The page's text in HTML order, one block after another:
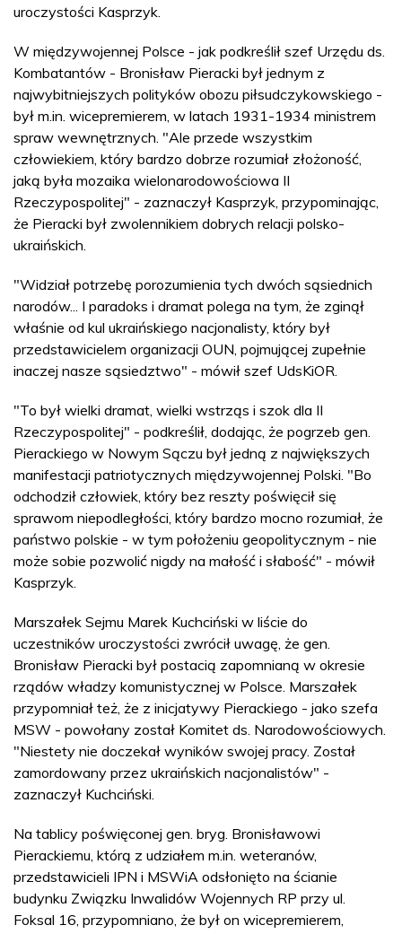
uroczystości Kasprzyk.
W międzywojennej Polsce - jak podkreślił szef Urzędu ds.
Kombatantów - Bronisław Pieracki był jednym z
najwybitniejszych polityków obozu piłsudczykowskiego -
był m.in. wicepremierem, w latach 1931-1934 ministrem
spraw wewnętrznych. "Ale przede wszystkim
człowiekiem, który bardzo dobrze rozumiał złożoność,
jaką była mozaika wielonarodowościowa II
Rzeczypospolitej" - zaznaczył Kasprzyk, przypominając,
że Pieracki był zwolennikiem dobrych relacji polsko-
ukraińskich.
"Widział potrzebę porozumienia tych dwóch sąsiednich
narodów... I paradoks i dramat polega na tym, że zginął
właśnie od kul ukraińskiego nacjonalisty, który był
przedstawicielem organizacji OUN, pojmującej zupełnie
inaczej nasze sąsiedztwo" - mówił szef UdsKiOR.
"To był wielki dramat, wielki wstrząs i szok dla II
Rzeczypospolitej" - podkreślił, dodając, że pogrzeb gen.
Pierackiego w Nowym Sączu był jedną z największych
manifestacji patriotycznych międzywojennej Polski. "Bo
odchodził człowiek, który bez reszty poświęcił się
sprawom niepodległości, który bardzo mocno rozumiał, że
państwo polskie - w tym położeniu geopolitycznym - nie
może sobie pozwolić nigdy na małość i słabość" - mówił
Kasprzyk.
Marszałek Sejmu Marek Kuchciński w liście do
uczestników uroczystości zwrócił uwagę, że gen.
Bronisław Pieracki był postacią zapomnianą w okresie
rządów władzy komunistycznej w Polsce. Marszałek
przypomniał też, że z inicjatywy Pierackiego - jako szefa
MSW - powołany został Komitet ds. Narodowościowych.
"Niestety nie doczekał wyników swojej pracy. Został
zamordowany przez ukraińskich nacjonalistów" -
zaznaczył Kuchciński.
Na tablicy poświęconej gen. bryg. Bronisławowi
Pierackiemu, którą z udziałem m.in. weteranów,
przedstawicieli IPN i MSWiA odsłonięto na ścianie
budynku Związku Inwalidów Wojennych RP przy ul.
Foksal 16, przypomniano, że był on wicepremierem,